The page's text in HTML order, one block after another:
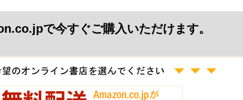
で今すぐご購入いただけます。